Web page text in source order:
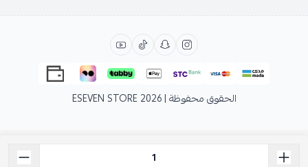
الحقوق محفوظة | 2026 ESEVEN STORE